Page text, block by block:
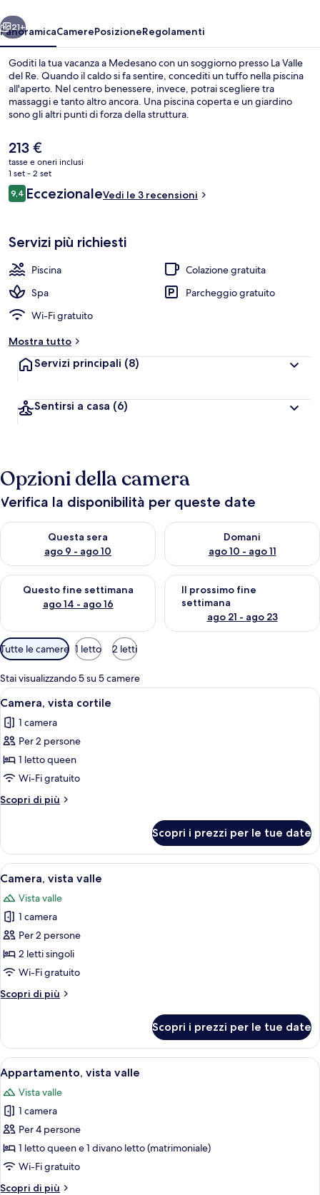
Avanti
21+
PanoramicaCamerePosizioneRegolamenti
Goditi la tua vacanza a Medesano con un soggiorno presso La Valle
del Re. Quando il caldo si fa sentire, concediti un tuffo nella piscina
all'aperto. Nel centro benessere, invece, potrai scegliere tra
massaggi e tanto altro ancora. Una piscina coperta e un giardino
sono gli altri punti di forza della struttura.
Il
prezzo
attuale
è
213 €
213 €
tasse e oneri inclusi
1 set - 2 set
Recensioni
9,49,4 su 10
EccezionaleVedi le 3 recensioni
Servizi più richiesti
Piscina
Colazione gratuita
Spa
Parcheggio gratuito
Wi-Fi gratuito
Mostra tutto
Servizi principali (8)
Sentirsi a casa (6)
Opzioni della camera
Verifica la disponibilità per queste date
Questa sera
ago 9 - ago 10
Verifica la disponibilità per questa sera, ago 9 - ago 10
Domani
ago 10 - ago 11
Verifica la disponibilità per
Questo fine settimana
ago 14 - ago 16
Verifica la disponibilità per questo fine settimana, ago 14 -
Il prossimo fine
settimana
ago 21 - ago 23
Verifica la disponibilità per il
Filtri
disponibili
per
le
camere
Tutte le camere 1 letto 2 letti
Stai visualizzando 5 su 5 camere
Apri
tutte
le
foto
per
Camera,
vista
cortile
Una stanza con un letto, una
2
Camera, vista cortile
1 camera
Per 2 persone
1 letto queen
Wi-Fi gratuito
Scopri di più
Altri
vista
cortile
Scopri i prezzi per le tue date
Apri
tutte
le
foto
per
Camera,
vista
Una camera da letto con un letto,
2
Camera, vista valle
Vista valle
1 camera
Per 2 persone
2 letti singoli
Wi-Fi gratuito
Scopri di più
Altri
vista
valle
Scopri i prezzi per le tue date
Apri
tutte
le
foto
per
Appartamento,
vista
Una stanza piccola e stretta con
4
Appartamento, vista valle
Vista valle
1 camera
Per 4 persone
1 letto queen e 1 divano letto (matrimoniale)
Wi-Fi gratuito
Scopri di più
Altri